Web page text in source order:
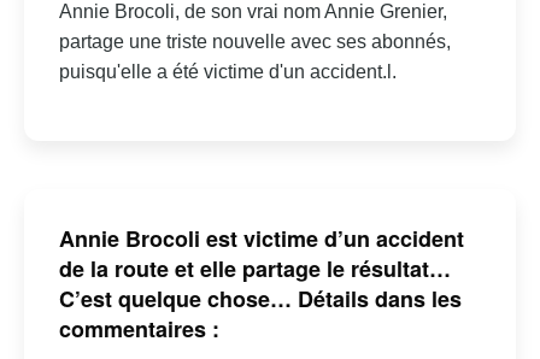
Annie Brocoli, de son vrai nom Annie Grenier,
partage une triste nouvelle avec ses abonnés,
puisqu'elle a été victime d'un accident.l.
Annie Brocoli est victime d’un accident
de la route et elle partage le résultat…
C’est quelque chose… Détails dans les
commentaires :